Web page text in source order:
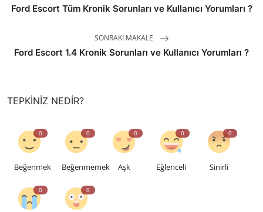
Ford Escort Tüm Kronik Sorunları ve Kullanıcı Yorumları ?
SONRAKI MAKALE
Ford Escort 1.4 Kronik Sorunları ve Kullanıcı Yorumları ?
TEPKINIZ NEDIR?
0
Beğenmek
0
Beğenmemek
0
Aşk
0
Eğlenceli
0
Sinirli
0 0